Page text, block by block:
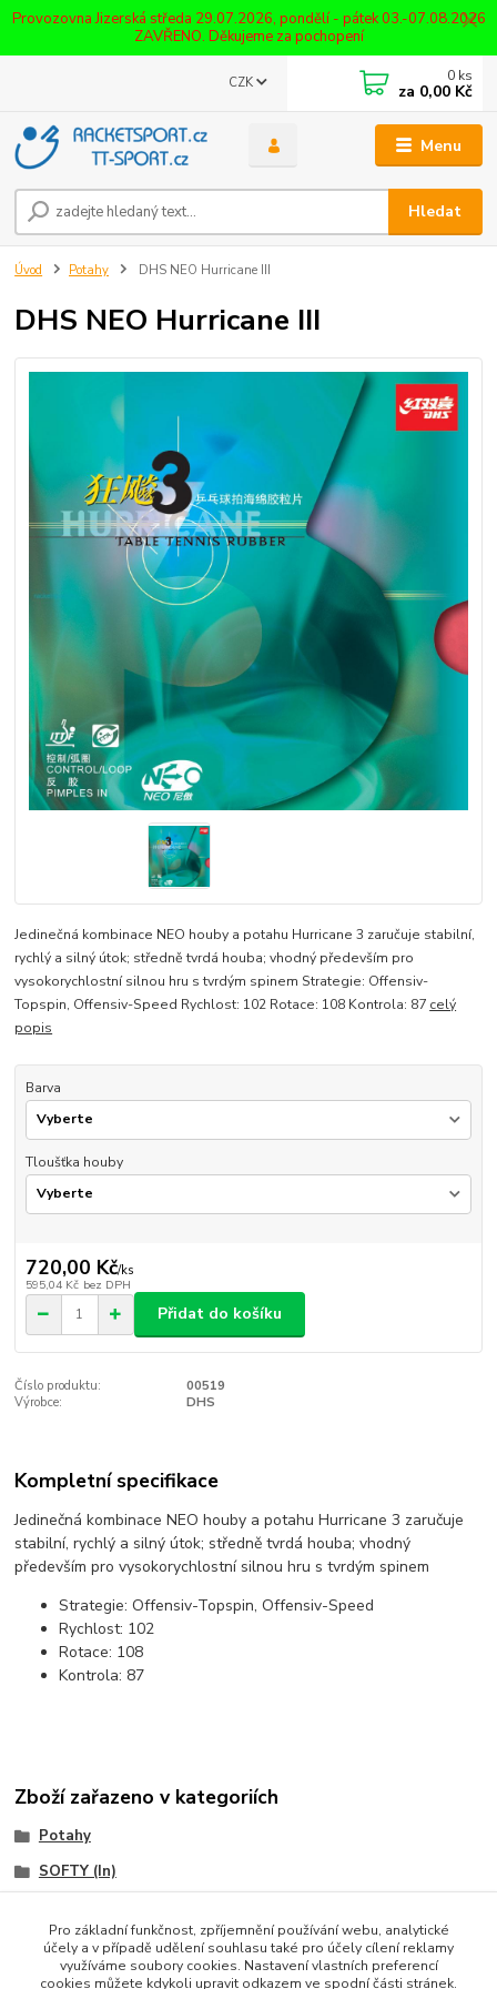
Provozovna Jizerská středa 29.07.2026, pondělí - pátek 03.-07.08.2026
ZAVŘENO. Děkujeme za pochopení
Menu
CZK
Hledat
0 ks
za 0,00 Kč
Úvod Potahy DHS NEO Hurricane III
DHS NEO Hurricane III
Jedinečná kombinace NEO houby a potahu Hurricane 3 zaručuje stabilní,
rychlý a silný útok; středně tvrdá houba; vhodný především pro
vysokorychlostní silnou hru s tvrdým spinem Strategie: Offensiv-
Topspin, Offensiv-Speed Rychlost: 102 Rotace: 108 Kontrola: 87 celý
popis
Barva
Tloušťka houby
720,00 Kč/ks
595,04 Kč bez DPH
Přidat do košíku
Číslo produktu:
00519
Výrobce:
DHS
Kompletní specifikace
Jedinečná kombinace NEO houby a potahu Hurricane 3 zaručuje
stabilní, rychlý a silný útok; středně tvrdá houba; vhodný
především pro vysokorychlostní silnou hru s tvrdým spinem
Strategie:Offensiv-Topspin, Offensiv-Speed
Rychlost: 102
Rotace: 108
Kontrola: 87
Zboží zařazeno v kategoriích
Potahy
SOFTY (In)
Pro základní funkčnost, zpříjemnění používání webu, analytické
účely a v případě udělení souhlasu také pro účely cílení reklamy
využíváme soubory cookies. Nastavení vlastních preferencí
cookies můžete kdykoli upravit odkazem ve spodní části stránek.